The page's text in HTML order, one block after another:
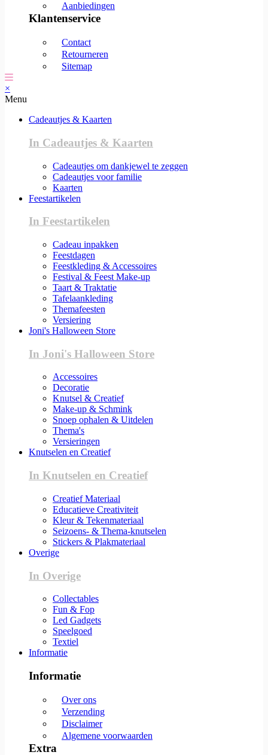
Aanbiedingen
Klantenservice
Contact
Retourneren
Sitemap
×
Menu
Cadeautjes & Kaarten
In Cadeautjes & Kaarten
Cadeautjes om dankjewel te zeggen
Cadeautjes voor familie
Kaarten
Feestartikelen
In Feestartikelen
Cadeau inpakken
Feestdagen
Feestkleding & Accessoires
Festival & Feest Make-up
Taart & Traktatie
Tafelaankleding
Themafeesten
Versiering
Joni's Halloween Store
In Joni's Halloween Store
Accessoires
Decoratie
Knutsel & Creatief
Make-up & Schmink
Snoep ophalen & Uitdelen
Thema's
Versieringen
Knutselen en Creatief
In Knutselen en Creatief
Creatief Materiaal
Educatieve Creativiteit
Kleur & Tekenmateriaal
Seizoens- & Thema-knutselen
Stickers & Plakmateriaal
Overige
In Overige
Collectables
Fun & Fop
Led Gadgets
Speelgoed
Textiel
Informatie
Informatie
Over ons
Verzending
Disclaimer
Algemene voorwaarden
Extra